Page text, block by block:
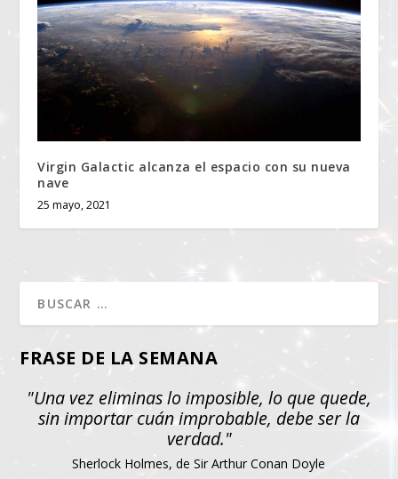
Virgin Galactic alcanza el espacio con su nueva
nave
25 mayo, 2021
FRASE DE LA SEMANA
"Una vez eliminas lo imposible, lo que quede,
sin importar cuán improbable, debe ser la
verdad."
Sherlock Holmes, de Sir Arthur Conan Doyle